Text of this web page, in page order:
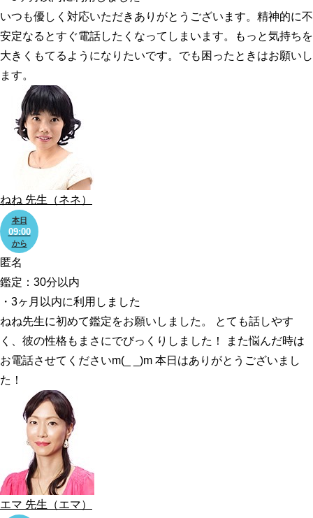
いつも優しく対応いただきありがとうございます。精神的に不
安定なるとすぐ電話したくなってしまいます。もっと気持ちを
大きくもてるようになりたいです。でも困ったときはお願いし
ます。
ねね 先生 （ネネ）
本日
09:00
から
匿名
鑑定：30分以内
・3ヶ月以内に利用しました
ねね先生に初めて鑑定をお願いしました。 とても話しやす
く、彼の性格もまさにでびっくりしました！ また悩んだ時は
お電話させてくださいm(_ _)m 本日はありがとうございまし
た！
エマ 先生 （エマ）